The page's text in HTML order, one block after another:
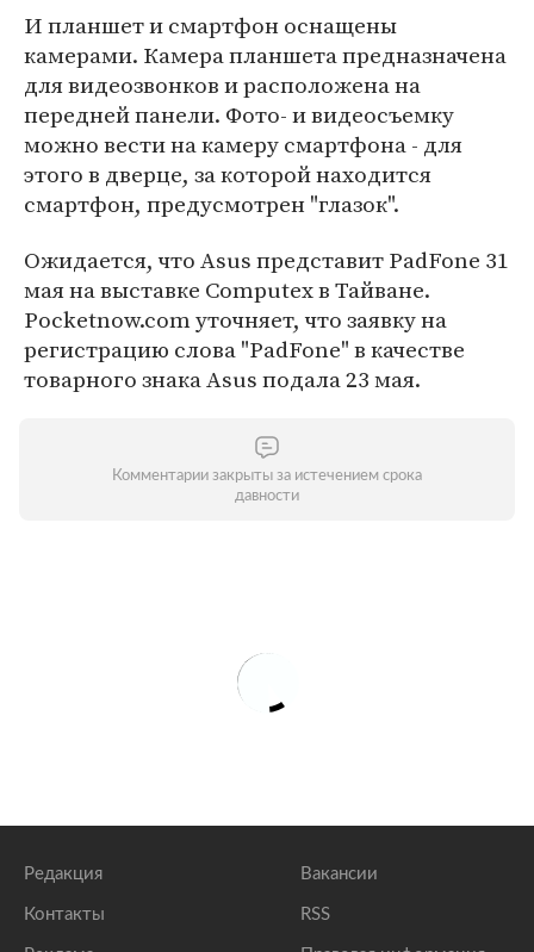
И планшет и смартфон оснащены
камерами. Камера планшета предназначена
для видеозвонков и расположена на
передней панели. Фото- и видеосъемку
можно вести на камеру смартфона - для
этого в дверце, за которой находится
смартфон, предусмотрен "глазок".
Ожидается, что Asus представит PadFone 31
мая на выставке Computex в Тайване.
Pocketnow.com уточняет, что заявку на
регистрацию слова "PadFone" в качестве
товарного знака Asus подала 23 мая.
Комментарии закрыты за истечением срока
давности
Редакция
Контакты
Вакансии
RSS